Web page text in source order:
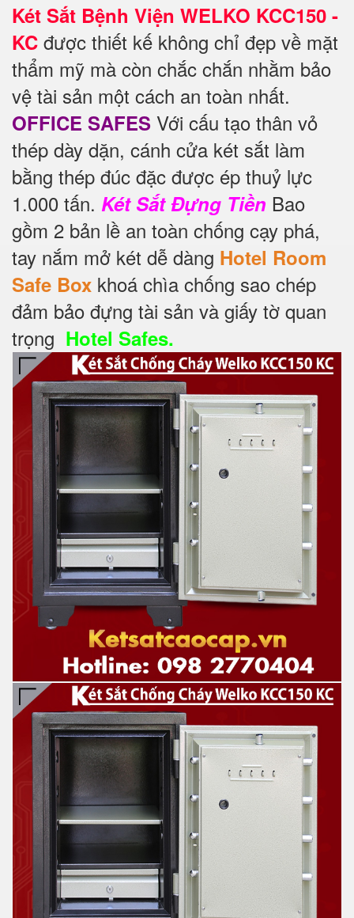
Két Sắt Bệnh Viện WELKO KCC150 -
KC được thiết kế không chỉ đẹp về mặt
thẩm mỹ mà còn chắc chắn nhằm bảo
vệ tài sản một cách an toàn nhất.
OFFICE SAFES Với cấu tạo thân vỏ
thép dày dặn, cánh cửa két sắt làm
bằng thép đúc đặc được ép thuỷ lực
1.000 tấn. Két Sắt Đựng Tiền Bao
gồm 2 bản lề an toàn chống cạy phá,
tay nắm mở két dễ dàng Hotel Room
Safe Box khoá chìa chống sao chép
đảm bảo đựng tài sản và giấy tờ quan
trọng Hotel Safes.